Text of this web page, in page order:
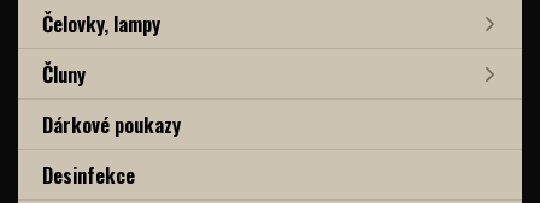
Čelovky, lampy
Čluny
Dárkové poukazy
Desinfekce